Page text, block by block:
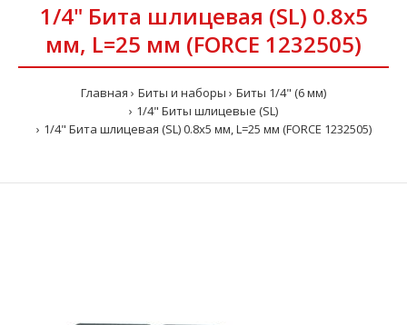
1/4" Бита шлицевая (SL) 0.8х5
мм, L=25 мм (FORCE 1232505)
Главная Биты и наборы
Биты 1/4" (6 мм)
1/4" Биты шлицевые (SL)
1/4" Бита шлицевая (SL) 0.8х5 мм, L=25 мм (FORCE 1232505)